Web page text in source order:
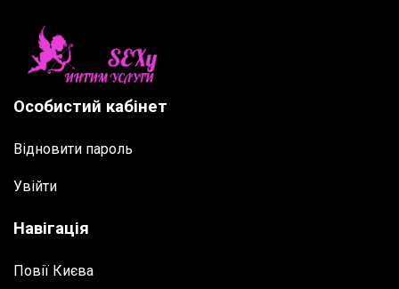
Особистий кабінет
Відновити пароль
Увійти
Навігація
Повії Києва